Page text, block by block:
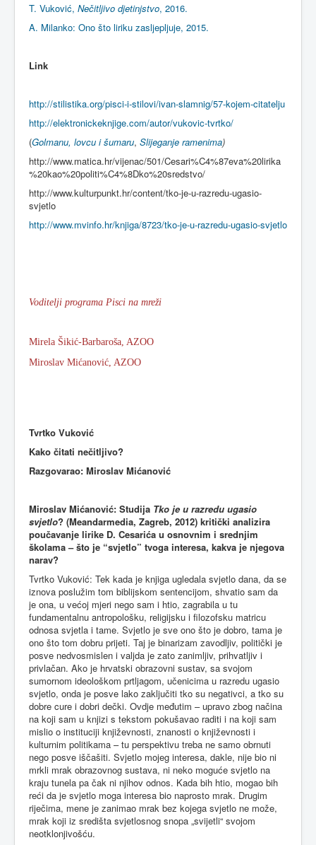
T. Vuković, Nečitljivo djetinjstvo, 2016.
A. Milanko: Ono što liriku zasljepljuje, 2015.
Link
http://stilistika.org/pisci-i-stilovi/ivan-slamnig/57-kojem-citatelju
http://elektronickeknjige.com/autor/vukovic-tvrtko/
(Golmanu, lovcu i šumaru, Slijeganje ramenima)
http://www.matica.hr/vijenac/501/Cesari%C4%87eva%20lirika
%20kao%20politi%C4%8Dko%20sredstvo/
http://www.kulturpunkt.hr/content/tko-je-u-razredu-ugasio-
svjetlo
http://www.mvinfo.hr/knjiga/8723/tko-je-u-razredu-ugasio-svjetlo
Voditelji programa Pisci na mreži
Mirela Šikić-Barbaroša, AZOO
Miroslav Mićanović, AZOO
Tvrtko Vuković
Kako čitati nečitljivo?
Razgovarao: Miroslav Mićanović
Miroslav Mićanović: Studija Tko je u razredu ugasio
svjetlo? (Meandarmedia, Zagreb, 2012) kritički analizira
poučavanje lirike D. Cesarića u osnovnim i srednjim
školama – što je “svjetlo” tvoga interesa, kakva je njegova
narav?
Tvrtko Vuković: Tek kada je knjiga ugledala svjetlo dana, da se
iznova poslužim tom biblijskom sentencijom, shvatio sam da
je ona, u većoj mjeri nego sam i htio, zagrabila u tu
fundamentalnu antropološku, religijsku i filozofsku matricu
odnosa svjetla i tame. Svjetlo je sve ono što je dobro, tama je
ono što tom dobru prijeti. Taj je binarizam zavodljiv, politički je
posve nedvosmislen i valjda je zato zanimljiv, prihvatljiv i
privlačan. Ako je hrvatski obrazovni sustav, sa svojom
sumornom ideološkom prtljagom, učenicima u razredu ugasio
svjetlo, onda je posve lako zaključiti tko su negativci, a tko su
dobre cure i dobri dečki. Ovdje međutim – upravo zbog načina
na koji sam u knjizi s tekstom pokušavao raditi i na koji sam
mislio o instituciji književnosti, znanosti o književnosti i
kulturnim politikama – tu perspektivu treba ne samo obrnuti
nego posve iščašiti. Svjetlo mojeg interesa, dakle, nije bio ni
mrkli mrak obrazovnog sustava, ni neko moguće svjetlo na
kraju tunela pa čak ni njihov odnos. Kada bih htio, mogao bih
reći da je svjetlo moga interesa bio naprosto mrak. Drugim
riječima, mene je zanimao mrak bez kojega svjetlo ne može,
mrak koji iz središta svjetlosnog snopa „svijetli“ svojom
neotklonjivošću.